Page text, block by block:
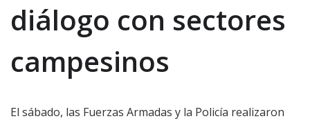
diálogo con sectores
campesinos
El sábado, las Fuerzas Armadas y la Policía realizaron